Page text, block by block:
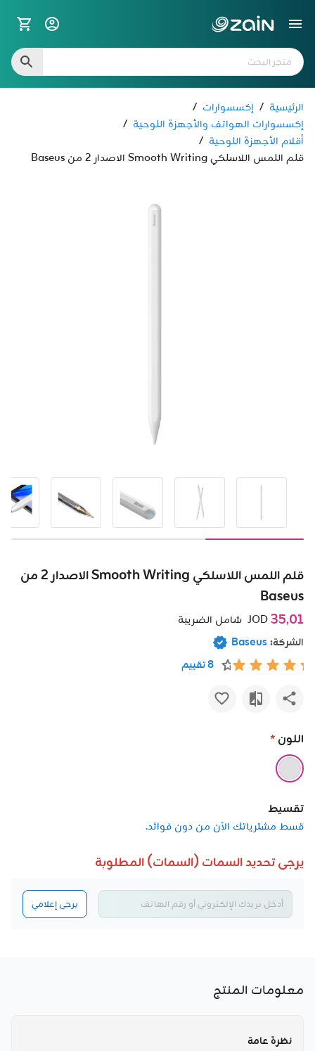
الرئيسية / إكسسوارات /
إكسسوارات الهواتف والأجهزة اللوحية /
أقلام الأجهزة اللوحية /
قلم اللمس اللاسلكي Smooth Writing الاصدار 2 من Baseus
قلم اللمس اللاسلكي Smooth Writing الاصدار 2 من
Baseus
35٫01
شامل الضريبة
الشركة:Baseus
8 تقييم
اللون *
تقسيط
قسط مشترياتك الآن من دون فوائد.
يرجى تحديد السمات (السمات) المطلوبة
يرجى إعلامي
معلومات المنتج
نظرة عامة